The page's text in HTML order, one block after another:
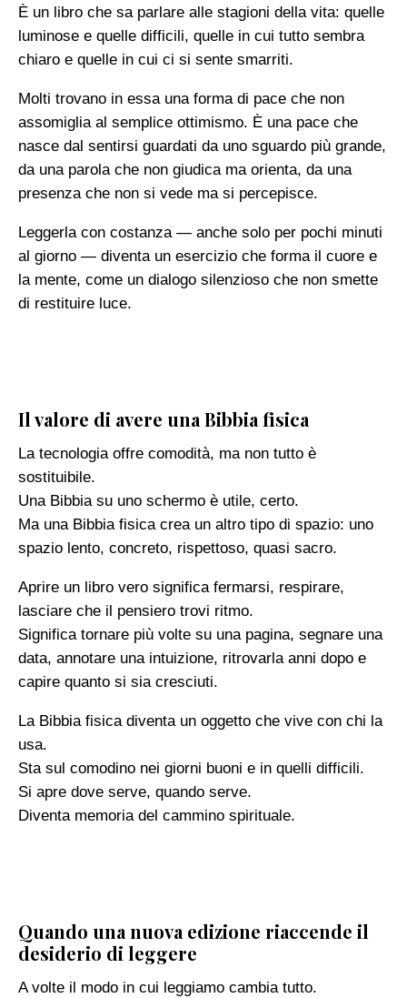
È un libro che sa parlare alle stagioni della vita: quelle
luminose e quelle difficili, quelle in cui tutto sembra
chiaro e quelle in cui ci si sente smarriti.
Molti trovano in essa una forma di pace che non
assomiglia al semplice ottimismo. È una pace che
nasce dal sentirsi guardati da uno sguardo più grande,
da una parola che non giudica ma orienta, da una
presenza che non si vede ma si percepisce.
Leggerla con costanza — anche solo per pochi minuti
al giorno — diventa un esercizio che forma il cuore e
la mente, come un dialogo silenzioso che non smette
di restituire luce.
Il valore di avere una Bibbia fisica
La tecnologia offre comodità, ma non tutto è
sostituibile.
Una Bibbia su uno schermo è utile, certo.
Ma una Bibbia fisica crea un altro tipo di spazio: uno
spazio lento, concreto, rispettoso, quasi sacro.
Aprire un libro vero significa fermarsi, respirare,
lasciare che il pensiero trovi ritmo.
Significa tornare più volte su una pagina, segnare una
data, annotare una intuizione, ritrovarla anni dopo e
capire quanto si sia cresciuti.
La Bibbia fisica diventa un oggetto che vive con chi la
usa.
Sta sul comodino nei giorni buoni e in quelli difficili.
Si apre dove serve, quando serve.
Diventa memoria del cammino spirituale.
Quando una nuova edizione riaccende il
desiderio di leggere
A volte il modo in cui leggiamo cambia tutto.